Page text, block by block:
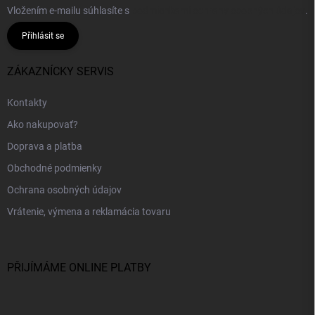
Vložením e-mailu súhlasíte s .
Přihlásit se
ZÁKAZNÍCKY SERVIS
Kontakty
Ako nakupovať?
Doprava a platba
Obchodné podmienky
Ochrana osobných údajov
Vrátenie, výmena a reklamácia tovaru
PŘIJÍMÁME ONLINE PLATBY